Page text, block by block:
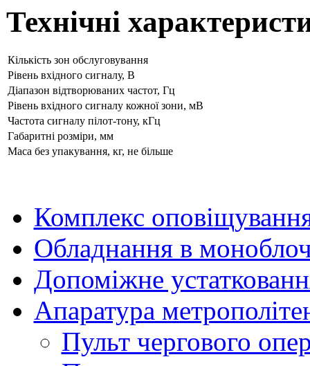
Технічні
Кількість зон обслуговування
Рівень вхідного сигналу, В
Діапазон відтворюваних частот, Гц
Рівень вхідного сигналу кожної зони, мВ
Частота сигналу пілот-тону, кГц
Габаритні розміри, мм
Маса без упакування, кг, не більше
Комплекс
Обладнання в
Допоміжне
Апаратура
Пульт чергового